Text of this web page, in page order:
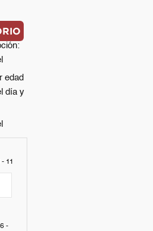
edad
día y
- 11
-